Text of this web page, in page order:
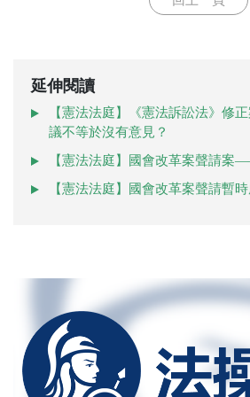
延伸閱讀
【憲法法庭】《憲法訴訟法》修
議不等於沒有意見？
【憲法法庭】國會改革案聲請案
【憲法法庭】國會改革案聲請暫